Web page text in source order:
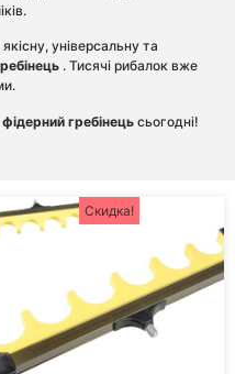
якісну, універсальну та
. Тисячі рибалок вже
фідерний гребінець сьогодні!
Скидка!